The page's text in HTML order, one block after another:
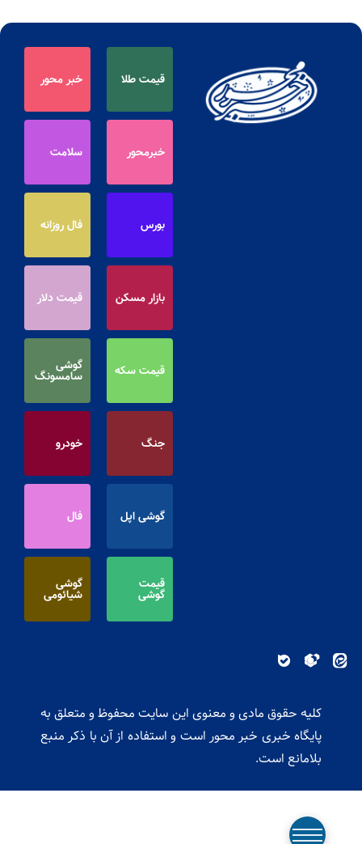
قیمت طلا خبر محور
خبرمحور سلامت
بورس فال روزانه
بازار مسکن قیمت دلار
قیمت سکه گوشی
سامسونگ
جنگ خودرو
گوشی اپل فال
قیمت
گوشی
گوشی
شیائومی
کلیه حقوق مادی و معنوی این سایت محفوظ و متعلق به
پایگاه خبری خبر محور است و استفاده از آن با ذکر منبع
بلامانع است.